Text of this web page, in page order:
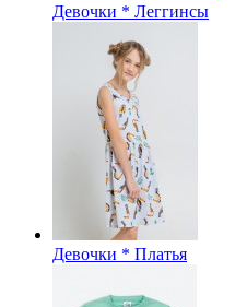
Девочки * Леггинсы
Девочки * Платья